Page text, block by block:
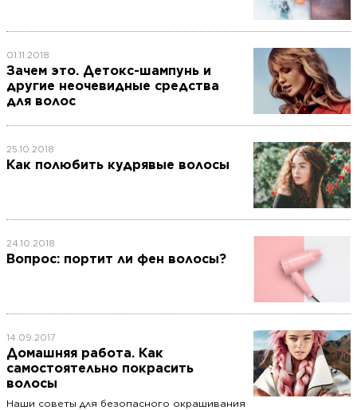
01.11.2018
Зачем это. Детокс-шампунь и
другие неочевидные средства
для волос
25.10.2018
Как полюбить кудрявые волосы
24.10.2018
Вопрос: портит ли фен волосы?
14.09.2017
Домашняя работа. Как
самостоятельно покрасить
волосы
Наши советы для безопасного окрашивания